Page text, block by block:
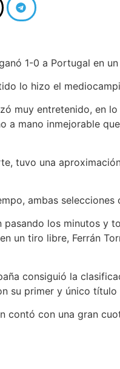
1-0 a Portugal en
lo hizo el
muy entretenido, en
a mano inmejorable
tuvo una
ambas
los minutos y
un tiro libre, Ferrán
consiguió la
su primer y único
contó con una gran